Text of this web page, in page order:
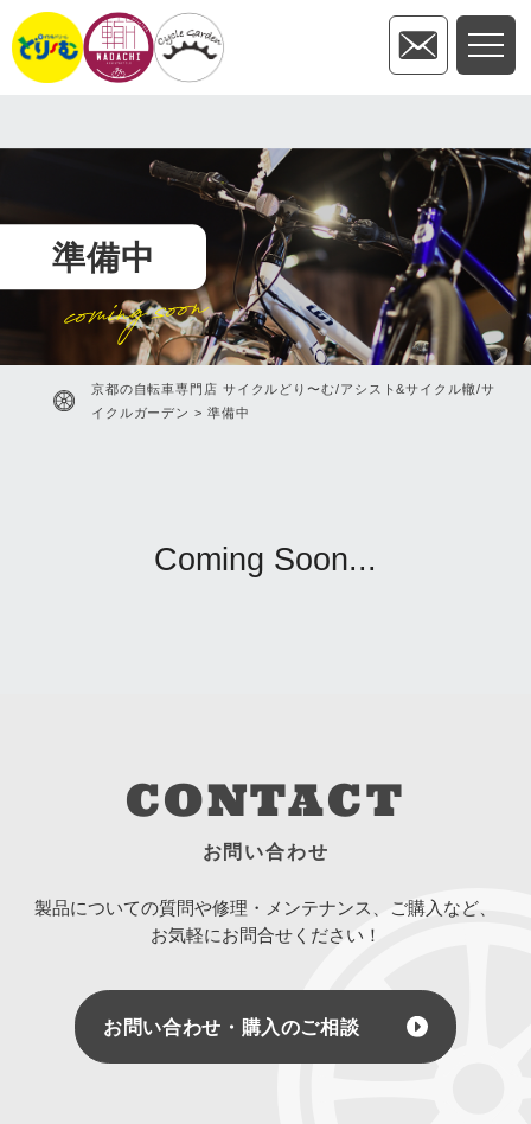
準備中
coming soon
京都の自転車専門店 サイクルどり〜む/アシスト&サイクル轍/サ
イクルガーデン > 準備中
Coming Soon...
CONTACT
お問い合わせ
製品についての質問や修理・メンテナンス、ご購入など、
お気軽にお問合せください！
お問い合わせ・購入のご相談